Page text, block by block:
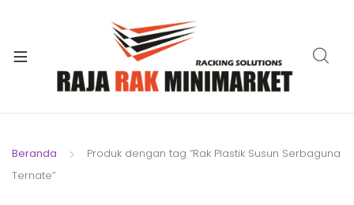
Beranda
Produk dengan tag “Rak Plastik Susun Serbaguna
Ternate”